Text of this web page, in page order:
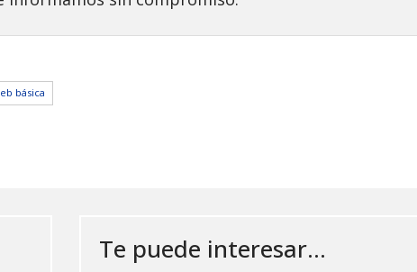
básica
referencia de Azaelia
Te puede interesar...